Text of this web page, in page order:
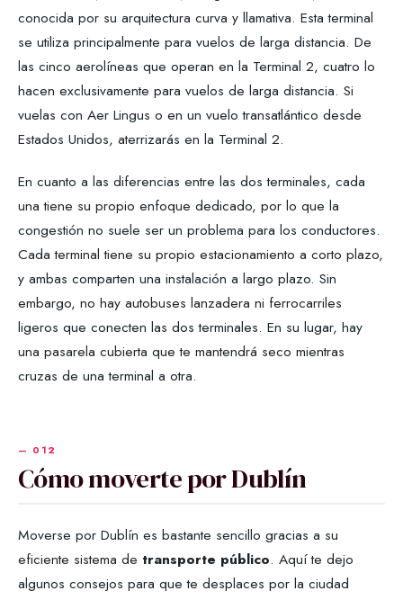
conocida por su arquitectura curva y llamativa. Esta terminal
se utiliza principalmente para vuelos de larga distancia. De
las cinco aerolíneas que operan en la Terminal 2, cuatro lo
hacen exclusivamente para vuelos de larga distancia. Si
vuelas con Aer Lingus o en un vuelo transatlántico desde
Estados Unidos, aterrizarás en la Terminal 2.
En cuanto a las diferencias entre las dos terminales, cada
una tiene su propio enfoque dedicado, por lo que la
congestión no suele ser un problema para los conductores.
Cada terminal tiene su propio estacionamiento a corto plazo,
y ambas comparten una instalación a largo plazo. Sin
embargo, no hay autobuses lanzadera ni ferrocarriles
ligeros que conecten las dos terminales. En su lugar, hay
una pasarela cubierta que te mantendrá seco mientras
cruzas de una terminal a otra.
Cómo moverte por Dublín
Moverse por Dublín es bastante sencillo gracias a su
eficiente sistema de transporte público. Aquí te dejo
algunos consejos para que te desplaces por la ciudad